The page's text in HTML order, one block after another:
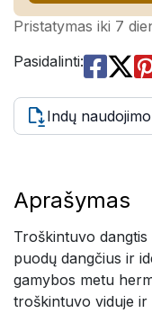
Pristatymas iki 7
Pasidalinti:
Indų
Aprašymas
Troškintuvo
puodų dangčius ir
gamybos metu
troškintuvo viduje ir